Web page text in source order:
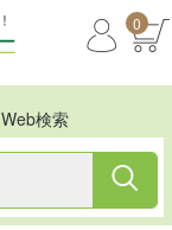
0
Web検索